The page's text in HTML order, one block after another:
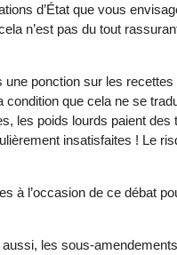
d’État que vous
n’est pas du tout
ponction sur les recettes
condition que cela ne se
les poids lourds paient des
insatisfaites ! Le
à l’occasion de ce débat
les sous-